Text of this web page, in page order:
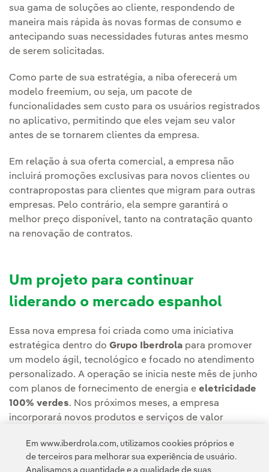
sua gama de soluções ao cliente, respondendo de
maneira mais rápida às novas formas de consumo e
antecipando suas necessidades futuras antes mesmo
de serem solicitadas.
Como parte de sua estratégia, a niba oferecerá um
modelo freemium, ou seja, um pacote de
funcionalidades sem custo para os usuários registrados
no aplicativo, permitindo que eles vejam seu valor
antes de se tornarem clientes da empresa.
Em relação à sua oferta comercial, a empresa não
incluirá promoções exclusivas para novos clientes ou
contrapropostas para clientes que migram para outras
empresas. Pelo contrário, ela sempre garantirá o
melhor preço disponível, tanto na contratação quanto
na renovação de contratos.
Um projeto para continuar
liderando o mercado espanhol
Essa nova empresa foi criada como uma iniciativa
estratégica dentro do Grupo Iberdrola para promover
um modelo ágil, tecnológico e focado no atendimento
personalizado. A operação se inicia neste mês de junho
com planos de fornecimento de energia e eletricidade
100% verdes. Nos próximos meses, a empresa
incorporará novos produtos e serviços de valor
niba pretende consolidar um modelo operacional
sustentável e escalável.
Em www.iberdrola.com, utilizamos cookies próprios e
de terceiros para melhorar sua experiência de usuário.
Analisamos a quantidade e a qualidade de suas